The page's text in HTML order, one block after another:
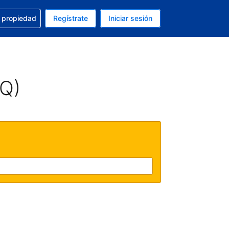
es Peso mexicano
Tu idioma actual es Español (México)
con la reservación
Regístrate Iniciar sesión